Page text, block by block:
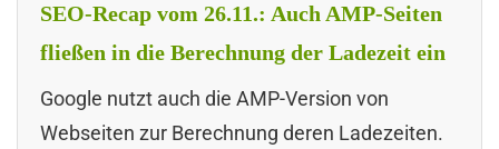
SEO-Recap vom 26.11.: Auch AMP-Seiten
fließen in die Berechnung der Ladezeit ein
Google nutzt auch die AMP-Version von
Webseiten zur Berechnung deren Ladezeiten.